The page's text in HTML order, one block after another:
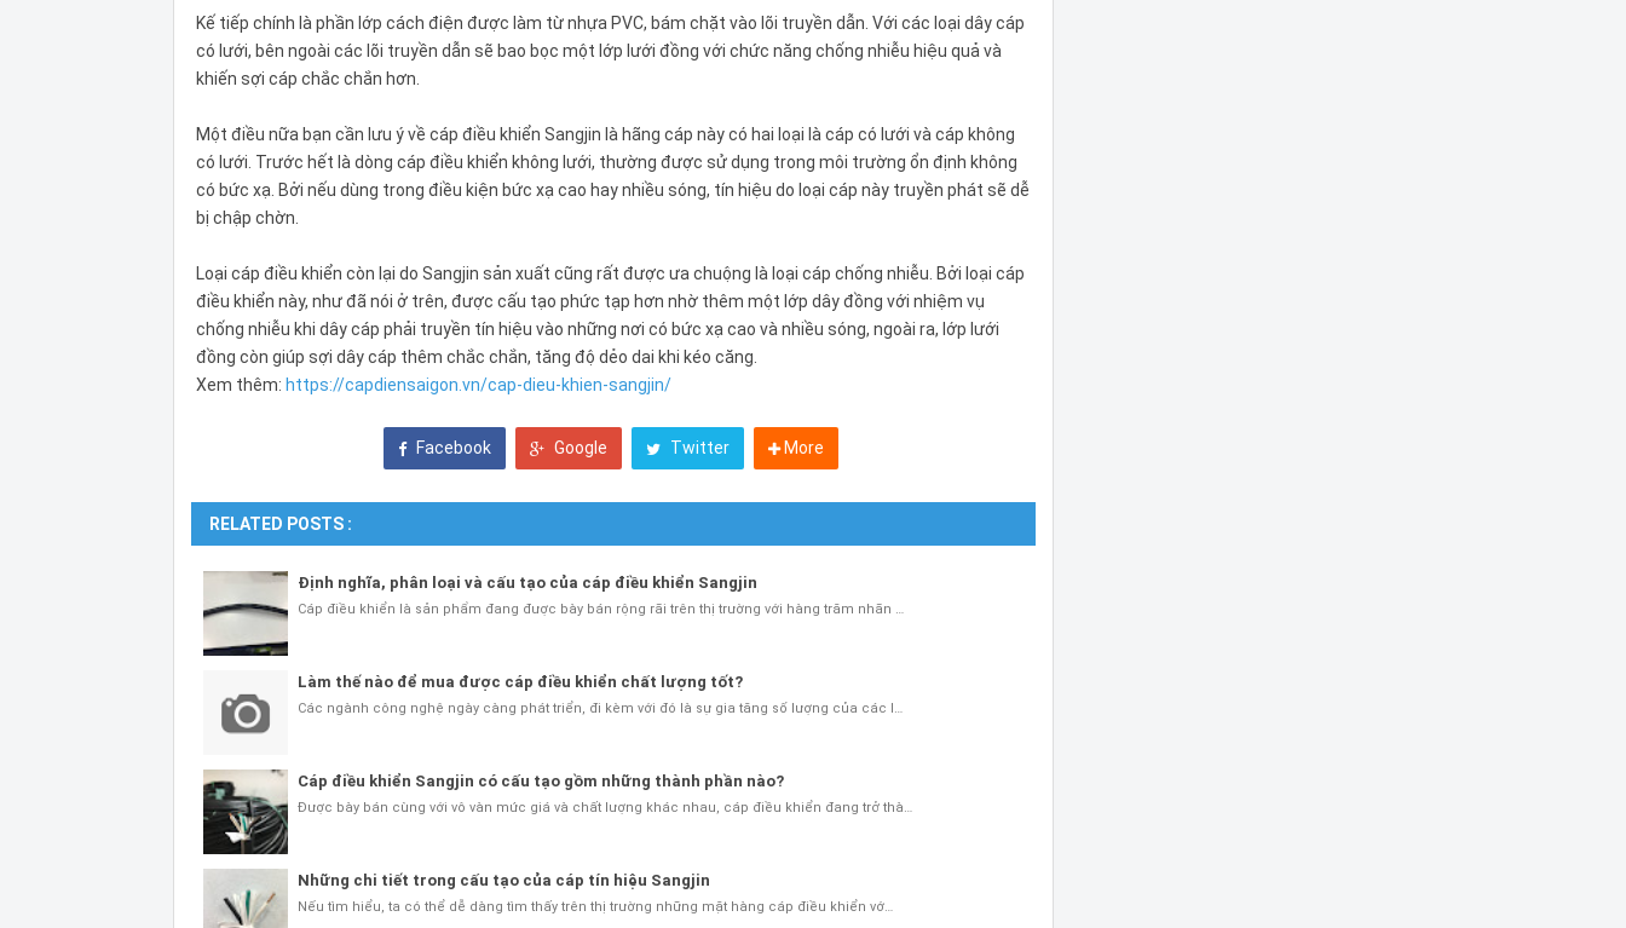
Kế tiếp chính là phần lớp cách điện được làm từ nhựa PVC, bám chặt vào lõi truyền dẫn. Với các loại dây cáp
có lưới, bên ngoài các lõi truyền dẫn sẽ bao bọc một lớp lưới đồng với chức năng chống nhiễu hiệu quả và
khiến sợi cáp chắc chắn hơn.
Một điều nữa bạn cần lưu ý về cáp điều khiển Sangjin là hãng cáp này có hai loại là cáp có lưới và cáp không
có lưới. Trước hết là dòng cáp điều khiển không lưới, thường được sử dụng trong môi trường ổn định không
có bức xạ. Bởi nếu dùng trong điều kiện bức xạ cao hay nhiều sóng, tín hiệu do loại cáp này truyền phát sẽ dễ
bị chập chờn.
Loại cáp điều khiển còn lại do Sangjin sản xuất cũng rất được ưa chuộng là loại cáp chống nhiễu. Bởi loại cáp
điều khiển này, như đã nói ở trên, được cấu tạo phức tạp hơn nhờ thêm một lớp dây đồng với nhiệm vụ
chống nhiễu khi dây cáp phải truyền tín hiệu vào những nơi có bức xạ cao và nhiều sóng, ngoài ra, lớp lưới
đồng còn giúp sợi dây cáp thêm chắc chắn, tăng độ dẻo dai khi kéo căng.
Xem thêm: https://capdiensaigon.vn/cap-dieu-khien-sangjin/
Facebook Google Twitter More
RELATED POSTS :
Định nghĩa, phân loại và cấu tạo của cáp điều khiển Sangjin
Cáp điều khiển là sản phẩm đang được bày bán rộng rãi trên thị trường với hàng trăm nhãn …
Làm thế nào để mua được cáp điều khiển chất lượng tốt?
Các ngành công nghệ ngày càng phát triển, đi kèm với đó là sự gia tăng số lượng của các l…
Cáp điều khiển Sangjin có cấu tạo gồm những thành phần nào?
Được bày bán cùng với vô vàn mức giá và chất lượng khác nhau, cáp điều khiển đang trở thà…
Những chi tiết trong cấu tạo của cáp tín hiệu Sangjin
Nếu tìm hiểu, ta có thể dễ dàng tìm thấy trên thị trường những mặt hàng cáp điều khiển vớ…